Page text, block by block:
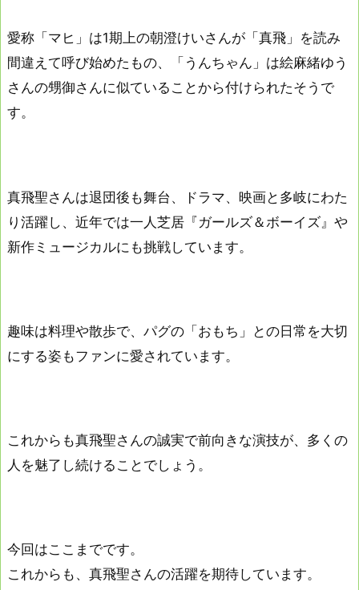
愛称「マヒ」は1期上の朝澄けいさんが「真飛」を読み
間違えて呼び始めたもの、「うんちゃん」は絵麻緒ゆう
さんの甥御さんに似ていることから付けられたそうで
す。
真飛聖さんは退団後も舞台、ドラマ、映画と多岐にわた
り活躍し、近年では一人芝居『ガールズ＆ボーイズ』や
新作ミュージカルにも挑戦しています。
趣味は料理や散歩で、パグの「おもち」との日常を大切
にする姿もファンに愛されています。
これからも真飛聖さんの誠実で前向きな演技が、多くの
人を魅了し続けることでしょう。
今回はここまでです。
これからも、真飛聖さんの活躍を期待しています。